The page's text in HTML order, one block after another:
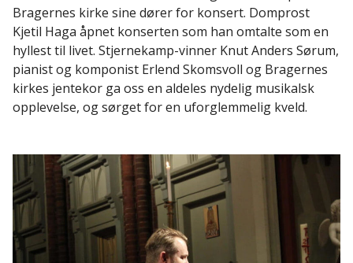
Bragernes kirke sine dører for konsert. Domprost
Kjetil Haga åpnet konserten som han omtalte som en
hyllest til livet. Stjernekamp-vinner Knut Anders Sørum,
pianist og komponist Erlend Skomsvoll og Bragernes
kirkes jentekor ga oss en aldeles nydelig musikalsk
opplevelse, og sørget for en uforglemmelig kveld.